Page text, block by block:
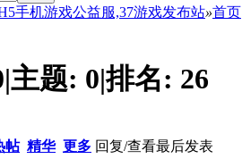
手机游戏公益服,37游戏发布站»首页
|主题: 0|排名: 26
帖 精华 更多 回复/查看最后发表